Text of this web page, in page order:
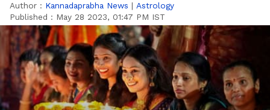
Author : Kannadaprabha News | Astrology
Published : May 28 2023, 01:47 PM IST